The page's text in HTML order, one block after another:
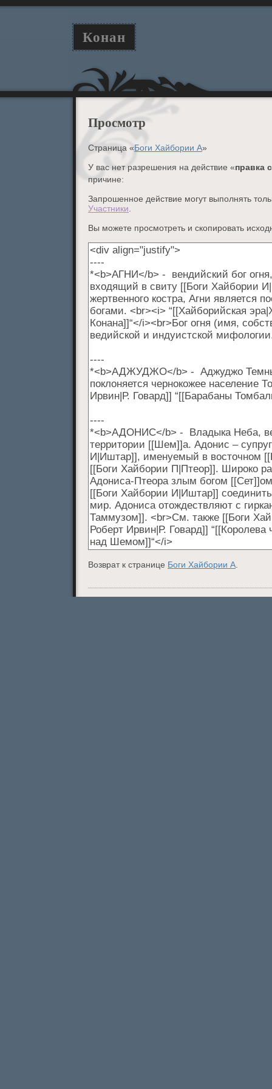
Конан
Просмотр
Страница «Боги Хайбории А»
У вас нет разрешения на действие «правка
причине:
Запрошенное действие могут выполнять
Участники
Вы можете просмотреть и скопировать
Возврат к странице Боги Хайбории А.